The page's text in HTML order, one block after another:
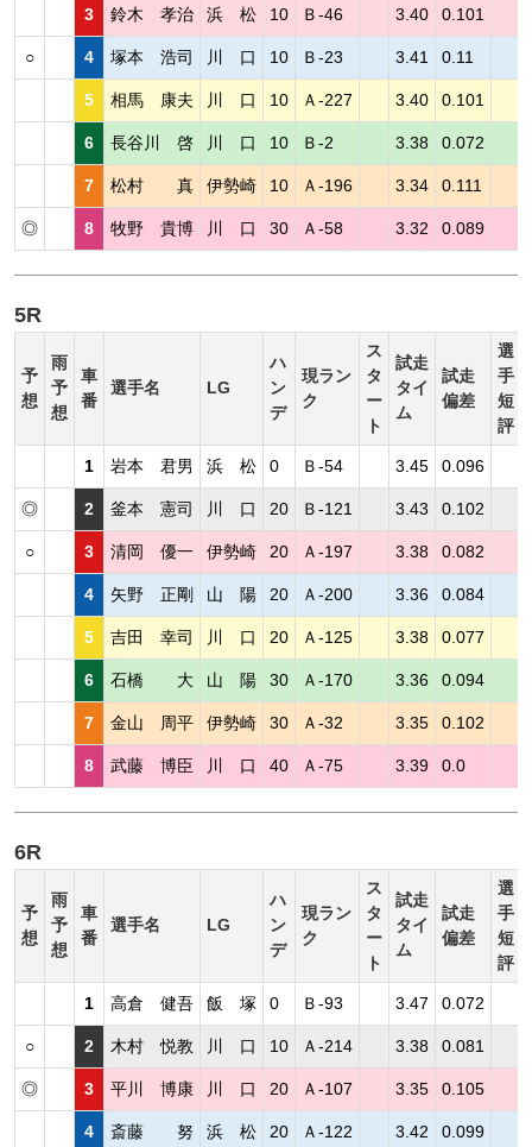
3 鈴木 孝治 浜 松 10 Ｂ-46 3.40 0.101
○ 4 塚本 浩司 川 口 10 Ｂ-23 3.41 0.11
5 相馬 康夫 川 口 10 Ａ-227 3.40 0.101
6 長谷川 啓 川 口 10 Ｂ-2 3.38 0.072
7 松村 真 伊勢崎 10 Ａ-196 3.34 0.111
◎ 8 牧野 貴博 川 口 30 Ａ-58 3.32 0.089
5R
予
想
雨
予
想
車
番
選手名 LG
ハ
ン
デ
現ラン
ク
ス
タ
ー
ト
試走
タイ
ム
試走
偏差
選
手
短
評
1 岩本 君男 浜 松 0 Ｂ-54 3.45 0.096
◎ 2 釜本 憲司 川 口 20 Ｂ-121 3.43 0.102
○ 3 清岡 優一 伊勢崎 20 Ａ-197 3.38 0.082
4 矢野 正剛 山 陽 20 Ａ-200 3.36 0.084
5 吉田 幸司 川 口 20 Ａ-125 3.38 0.077
6 石橋 大 山 陽 30 Ａ-170 3.36 0.094
7 金山 周平 伊勢崎 30 Ａ-32 3.35 0.102
8 武藤 博臣 川 口 40 Ａ-75 3.39 0.0
6R
予
想
雨
予
想
車
番
選手名 LG
ハ
ン
デ
現ラン
ク
ス
タ
ー
ト
試走
タイ
ム
試走
偏差
選
手
短
評
1 高倉 健吾 飯 塚 0 Ｂ-93 3.47 0.072
○ 2 木村 悦教 川 口 10 Ａ-214 3.38 0.081
◎ 3 平川 博康 川 口 20 Ａ-107 3.35 0.105
4 斎藤 努 浜 松 20 Ａ-122 3.42 0.099